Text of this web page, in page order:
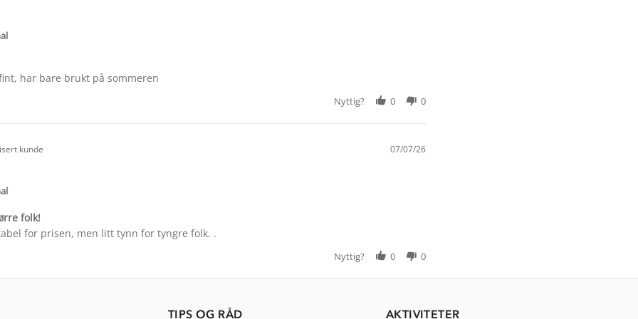
har bare brukt på sommeren
Nyttig? 0 0
kunde 07/07/26
folk!
for prisen, men litt tynn for tyngre folk. .
Nyttig? 0 0
TIPS OG RÅD AKTIVITETER